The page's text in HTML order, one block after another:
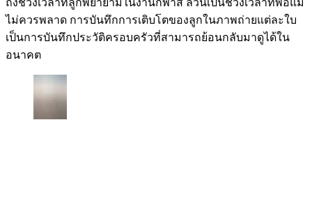
ถึงช่วงเวลาที่ลูกพยายามในงานกีฬาสี ล้วนเป็นช่วงเวลาที่พ่อแม่
ไม่ควรพลาด การบันทึกการเติบโตของลูกในภาพถ่ายแต่ละใบ
เป็นการบันทึกประวัติครอบครัวที่สามารถย้อนกลับมาดูได้ใน
อนาคต